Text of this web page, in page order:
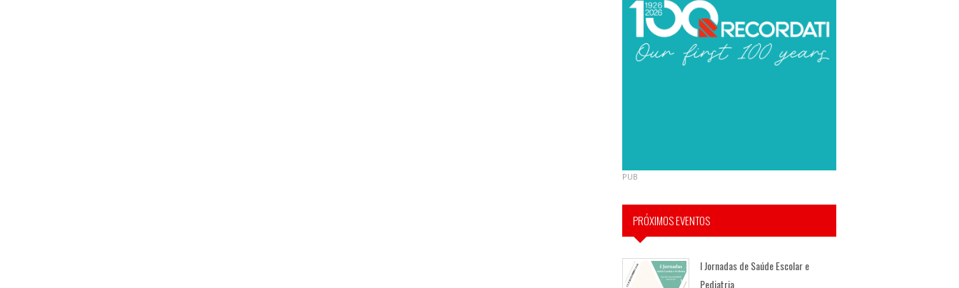
PUB
PRÓXIMOS EVENTOS
I Jornadas de Saúde Escolar e
Pediatria